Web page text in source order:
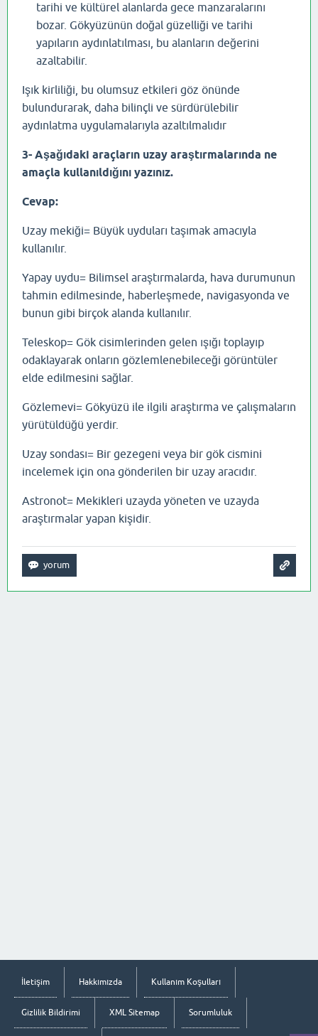
tarihi ve kültürel alanlarda gece manzaralarını
bozar. Gökyüzünün doğal güzelliği ve tarihi
yapıların aydınlatılması, bu alanların değerini
azaltabilir.
Işık kirliliği, bu olumsuz etkileri göz önünde
bulundurarak, daha bilinçli ve sürdürülebilir
aydınlatma uygulamalarıyla azaltılmalıdır
3- Aşağıdaki araçların uzay araştırmalarında ne
amaçla kullanıldığını yazınız.
Cevap:
Uzay mekiği= Büyük uyduları taşımak amacıyla
kullanılır.
Yapay uydu= Bilimsel araştırmalarda, hava durumunun
tahmin edilmesinde, haberleşmede, navigasyonda ve
bunun gibi birçok alanda kullanılır.
Teleskop= Gök cisimlerinden gelen ışığı toplayıp
odaklayarak onların gözlemlenebileceği görüntüler
elde edilmesini sağlar.
Gözlemevi= Gökyüzü ile ilgili araştırma ve çalışmaların
yürütüldüğü yerdir.
Uzay sondası= Bir gezegeni veya bir gök cismini
incelemek için ona gönderilen bir uzay aracıdır.
Astronot= Mekikleri uzayda yöneten ve uzayda
araştırmalar yapan kişidir.
İletişim Hakkımızda Kullanım Koşulları
Gizlilik Bildirimi XML Sitemap Sorumluluk